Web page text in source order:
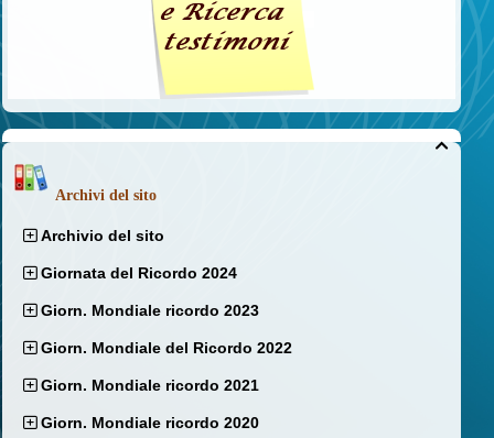

Archivi del sito
Archivio del sito
Giornata del Ricordo 2024
Giorn. Mondiale ricordo 2023
Giorn. Mondiale del Ricordo 2022
Giorn. Mondiale ricordo 2021
Giorn. Mondiale ricordo 2020